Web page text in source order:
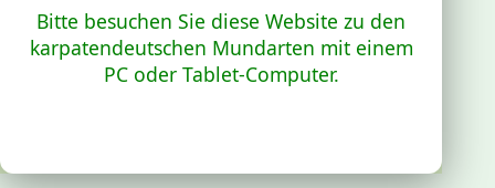
Bitte besuchen Sie diese Website zu den
karpatendeutschen Mundarten mit einem
PC oder Tablet-Computer.